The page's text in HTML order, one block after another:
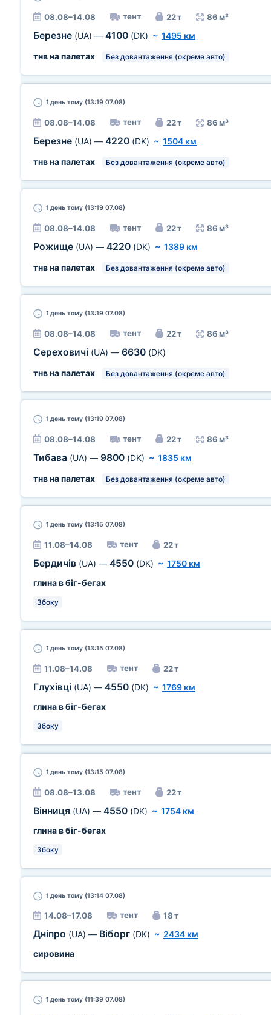
08.08–14.08 тент 22 т 86 м³
Березне (UA) — 4100 (DK) ~ 1495 км
тнв на палетах
Без довантаження (окреме авто)
1 день тому (13:19 07.08)
08.08–14.08 тент 22 т 86 м³
Березне (UA) — 4220 (DK) ~ 1504 км
тнв на палетах
Без довантаження (окреме авто)
1 день тому (13:19 07.08)
08.08–14.08 тент 22 т 86 м³
Рожище (UA) — 4220 (DK) ~ 1389 км
тнв на палетах
Без довантаження (окреме авто)
1 день тому (13:19 07.08)
08.08–14.08 тент 22 т 86 м³
Сереховичі (UA) — 6630 (DK)
тнв на палетах
Без довантаження (окреме авто)
1 день тому (13:19 07.08)
08.08–14.08 тент 22 т 86 м³
Тибава (UA) — 9800 (DK) ~ 1835 км
тнв на палетах
Без довантаження (окреме авто)
1 день тому (13:15 07.08)
11.08–14.08 тент 22 т
Бердичів (UA) — 4550 (DK) ~ 1750 км
глина в біг-бегах
Збоку
1 день тому (13:15 07.08)
11.08–14.08 тент 22 т
Глухівці (UA) — 4550 (DK) ~ 1769 км
глина в біг-бегах
Збоку
1 день тому (13:15 07.08)
08.08–13.08 тент 22 т
Вінниця (UA) — 4550 (DK) ~ 1754 км
глина в біг-бегах
Збоку
1 день тому (13:14 07.08)
14.08–17.08 тент 18 т
Дніпро (UA) — Віборг (DK) ~ 2434 км
сировина
1 день тому (11:39 07.08)